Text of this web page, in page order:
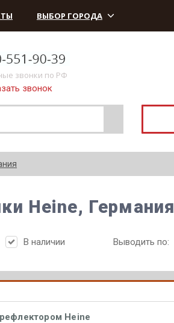
ВЫБОР ГОРОДА
звонки по РФ
звонок
Heine, Германия
В наличии Выводить по:
Heine